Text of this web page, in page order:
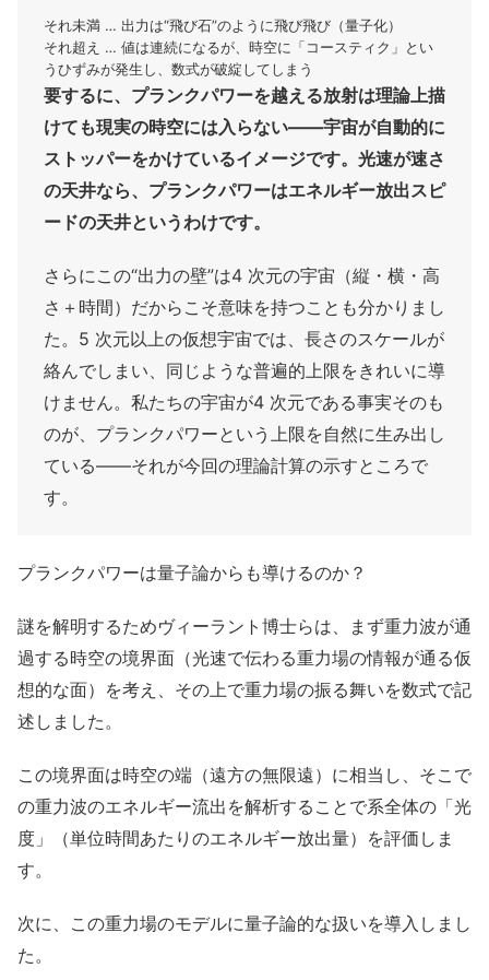
それ未満 … 出力は“飛び石”のように飛び飛び（量子化）
それ超え … 値は連続になるが、時空に「コースティク」とい
うひずみが発生し、数式が破綻してしまう
要するに、プランクパワーを越える放射は理論上描
けても現実の時空には入らない――宇宙が自動的に
ストッパーをかけているイメージです。光速が速さ
の天井なら、プランクパワーはエネルギー放出スピ
ードの天井というわけです。
さらにこの“出力の壁”は4 次元の宇宙（縦・横・高
さ＋時間）だからこそ意味を持つことも分かりまし
た。5 次元以上の仮想宇宙では、長さのスケールが
絡んでしまい、同じような普遍的上限をきれいに導
けません。私たちの宇宙が4 次元である事実そのも
のが、プランクパワーという上限を自然に生み出し
ている――それが今回の理論計算の示すところで
す。
プランクパワーは量子論からも導けるのか？
謎を解明するためヴィーラント博士らは、まず重力波が通
過する時空の境界面（光速で伝わる重力場の情報が通る仮
想的な面）を考え、その上で重力場の振る舞いを数式で記
述しました。
この境界面は時空の端（遠方の無限遠）に相当し、そこで
の重力波のエネルギー流出を解析することで系全体の「光
度」（単位時間あたりのエネルギー放出量）を評価しま
す。
次に、この重力場のモデルに量子論的な扱いを導入しまし
た。